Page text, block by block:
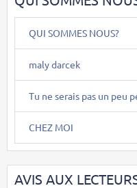
QUI SOMMES NOUS?
maly darcek
Tu ne serais pas un peu
CHEZ MOI
AVIS AUX